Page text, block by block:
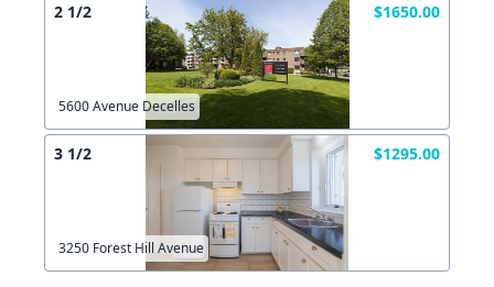
2 1/2 $1650.00
5600 Avenue Decelles
3 1/2 $1295.00
3250 Forest Hill Avenue